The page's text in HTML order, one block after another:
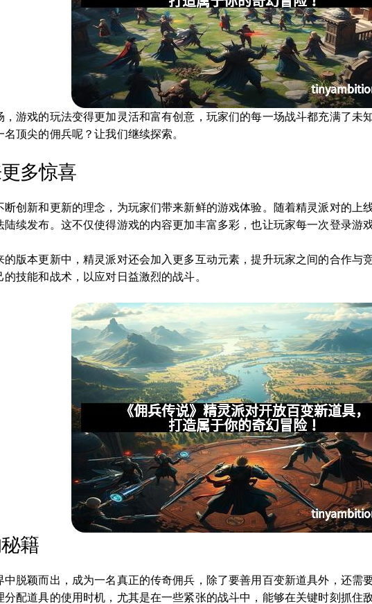
，游戏的玩法变得更加灵活和富有创意，玩家们的每一场战斗都充满了未
顶尖的佣兵呢？让我们继续探索。
多惊喜
断创新和更新的理念，为玩家们带来新鲜的游戏体验。随着精灵派对的
续发布。这不仅使得游戏的内容更加丰富多彩，也让玩家每一次登录游
版本更新中，精灵派对还会加入更多互动元素，提升玩家之间的合作与
技能和战术，以应对日益激烈的战斗。
籍
脱颖而出，成为一名真正的传奇佣兵，除了要善用百变新道具外，还需
配道具的使用时机，尤其是在一些紧张的战斗中，能够在关键时刻抓住